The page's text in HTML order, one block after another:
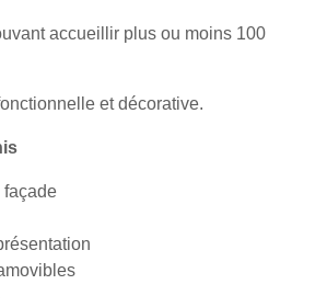
accueillir plus ou moins 100
et décorative.
façade